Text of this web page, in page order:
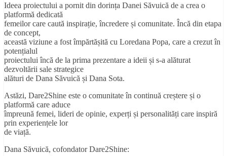
Ideea proiectului a pornit din dorința Danei Săvuică de a crea o
platformă dedicată
femeilor care caută inspirație, încredere și comunitate. Încă din etapa
de concept,
această viziune a fost împărtășită cu Loredana Popa, care a crezut în
potențialul
proiectului încă de la prima prezentare a ideii și s-a alăturat
dezvoltării sale strategice
alături de Dana Săvuică și Dana Sota.
Astăzi, Dare2Shine este o comunitate în continuă creștere și o
platformă care aduce
împreună femei, lideri de opinie, experți și personalități care inspiră
prin experiențele lor
de viață.
Dana Săvuică, cofondator Dare2Shine: